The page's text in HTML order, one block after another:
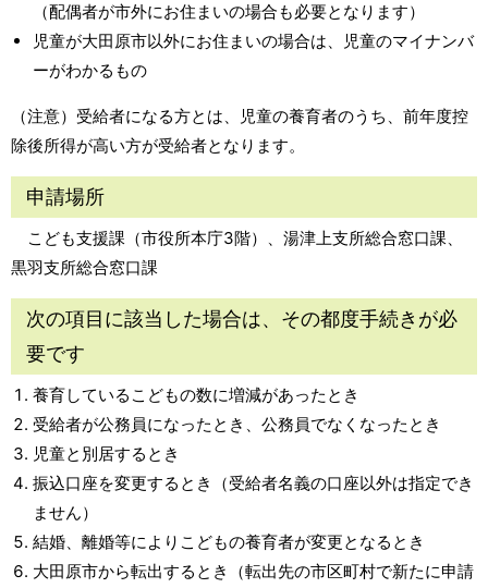
（配偶者が市外にお住まいの場合も必要となります）
児童が大田原市以外にお住まいの場合は、児童のマイナンバ
ーがわかるもの
（注意）受給者になる方とは、児童の養育者のうち、前年度控
除後所得が高い方が受給者となります。
申請場所
こども支援課（市役所本庁3階）、湯津上支所総合窓口課、
黒羽支所総合窓口課
次の項目に該当した場合は、その都度手続きが必
要です
養育しているこどもの数に増減があったとき
受給者が公務員になったとき、公務員でなくなったとき
児童と別居するとき
振込口座を変更するとき（受給者名義の口座以外は指定でき
ません）
結婚、離婚等によりこどもの養育者が変更となるとき
大田原市から転出するとき（転出先の市区町村で新たに申請